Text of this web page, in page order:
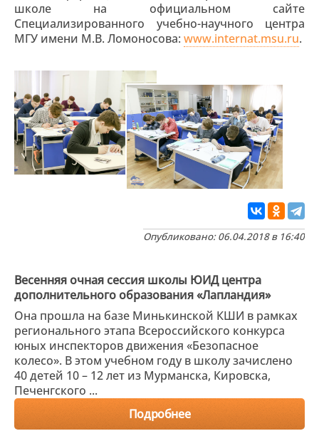
школе на официальном сайте
Специализированного учебно-научного центра
МГУ имени М.В. Ломоносова: www.internat.msu.ru.
Опубликовано: 06.04.2018 в 16:40
Весенняя очная сессия школы ЮИД центра
дополнительного образования «Лапландия»
Она прошла на базе Минькинской КШИ в рамках
регионального этапа Всероссийского конкурса
юных инспекторов движения «Безопасное
колесо». В этом учебном году в школу зачислено
40 детей 10 – 12 лет из Мурманска, Кировска,
Печенгского ...
Подробнее